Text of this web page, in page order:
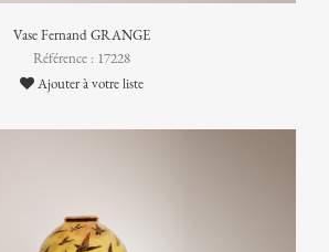
Vase Fernand GRANGE
Référence : 17228
Ajouter à votre liste